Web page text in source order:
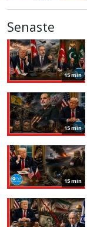
Senaste
15 min
15 min
15 min